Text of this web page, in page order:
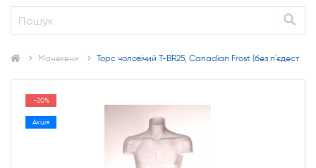
Манекени Торс чоловічий T-BR25, Canadian Frost (без п'єдест
-20%
Акція